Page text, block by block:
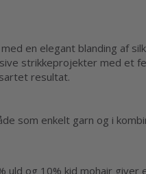
en elegant blanding af
strikkeprojekter med et
resultat.
som enkelt garn og i
uld og 10% kid mohair